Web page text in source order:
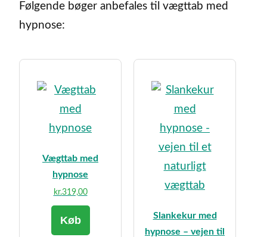
Følgende bøger anbefales til vægttab med
hypnose:
Vægttab med
hypnose
kr.319,00
Køb
Slankekur med
hypnose – vejen til